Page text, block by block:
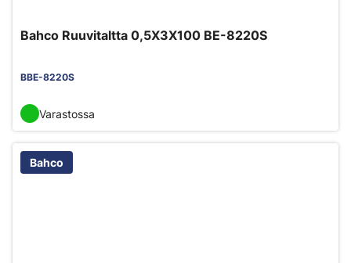
Bahco Ruuvitaltta 0,5X3X100 BE-8220S
BBE-8220S
Varastossa
Bahco